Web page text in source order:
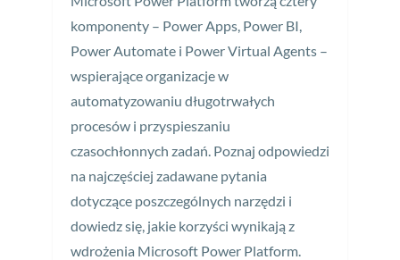
komponenty – Power Apps, Power BI,
Power Automate i Power Virtual Agents –
wspierające organizacje w
automatyzowaniu długotrwałych
procesów i przyspieszaniu
czasochłonnych zadań. Poznaj odpowiedzi
na najczęściej zadawane pytania
dotyczące poszczególnych narzędzi i
dowiedz się, jakie korzyści wynikają z
wdrożenia Microsoft Power Platform.